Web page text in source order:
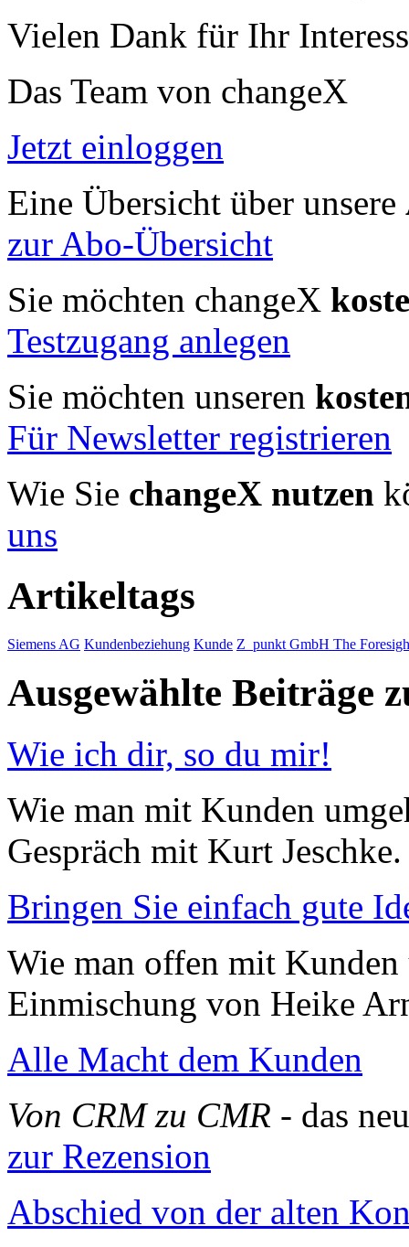
Vielen Dank für Ihr
Das Team von changeX
Jetzt einloggen
Eine Übersicht über unsere
zur Abo-Übersicht
Sie möchten changeX
Testzugang anlegen
Sie möchten unseren
Für Newsletter registrieren
Wie Sie changeX nutzen
uns
Artikeltags
Siemens AG Kundenbeziehung Kunde Z_punkt GmbH The
Ausgewählte Beiträge
Wie ich dir, so du mir!
Wie man mit Kunden
Gespräch mit Kurt
Bringen Sie einfach gute
Wie man offen mit
Einmischung von Heike
Alle Macht dem Kunden
Von CRM zu CMR - das
zur Rezension
Abschied von der alten